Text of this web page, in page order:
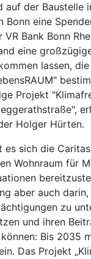
auf der Baustelle
Bonn eine
VR Bank Bonn
eine
lassen,
Projekt
Holger Hürten.
es sich die
Wohnraum für
aber auch
zu
und ihren
Bis 2035
Das Projekt